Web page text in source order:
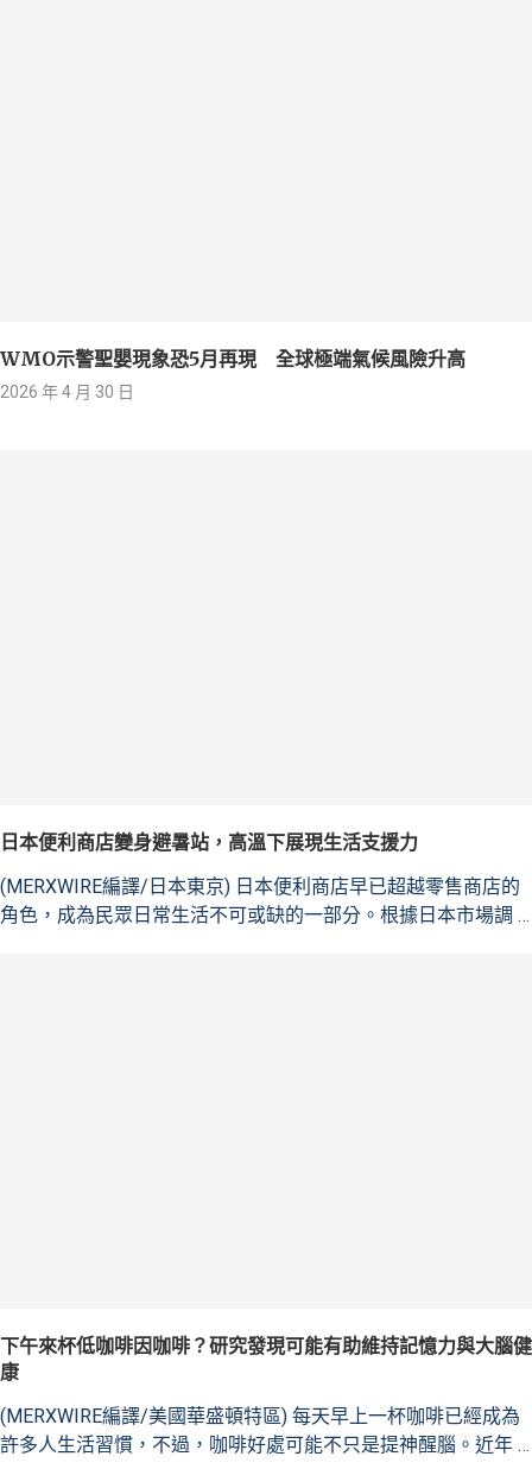
WMO示警聖嬰現象恐5月再現 全球極端氣候風險升高
2026 年 4 月 30 日
日本便利商店變身避暑站，高溫下展現生活支援力
(MERXWIRE編譯/日本東京) 日本便利商店早已超越零售商店的
角色，成為民眾日常生活不可或缺的一部分。根據日本市場調 …
下午來杯低咖啡因咖啡？研究發現可能有助維持記憶力與大腦健
康
(MERXWIRE編譯/美國華盛頓特區) 每天早上一杯咖啡已經成為
許多人生活習慣，不過，咖啡好處可能不只是提神醒腦。近年 …